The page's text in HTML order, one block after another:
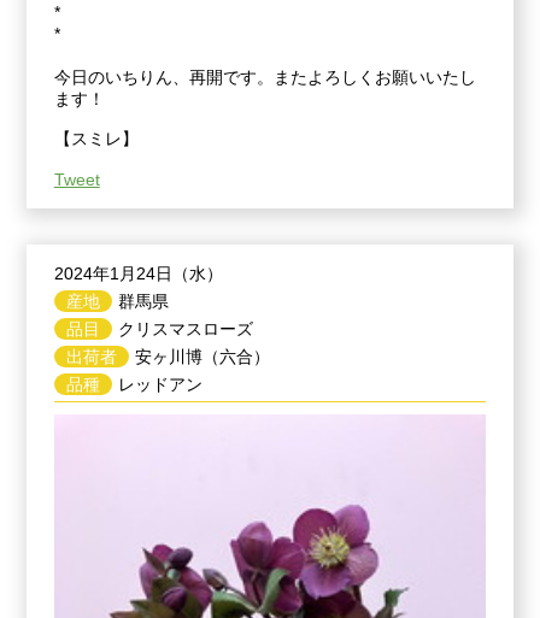
*
*
今日のいちりん、再開です。またよろしくお願いいたし
ます！
【スミレ】
Tweet
2024年1月24日（水）
産地
群馬県
品目
クリスマスローズ
出荷者
安ヶ川博（六合）
品種
レッドアン